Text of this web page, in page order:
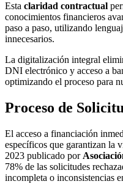
Esta claridad contractual
conocimientos financieros
paso a paso, utilizando
innecesarios.
La digitalización integral
DNI electrónico y acceso a
optimizando el proceso para
Proceso de
El acceso a financiación
específicos que garantizan la
2023 publicado por
78% de las solicitudes
incompleta o inconsistencias